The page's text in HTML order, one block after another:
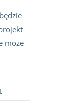
może